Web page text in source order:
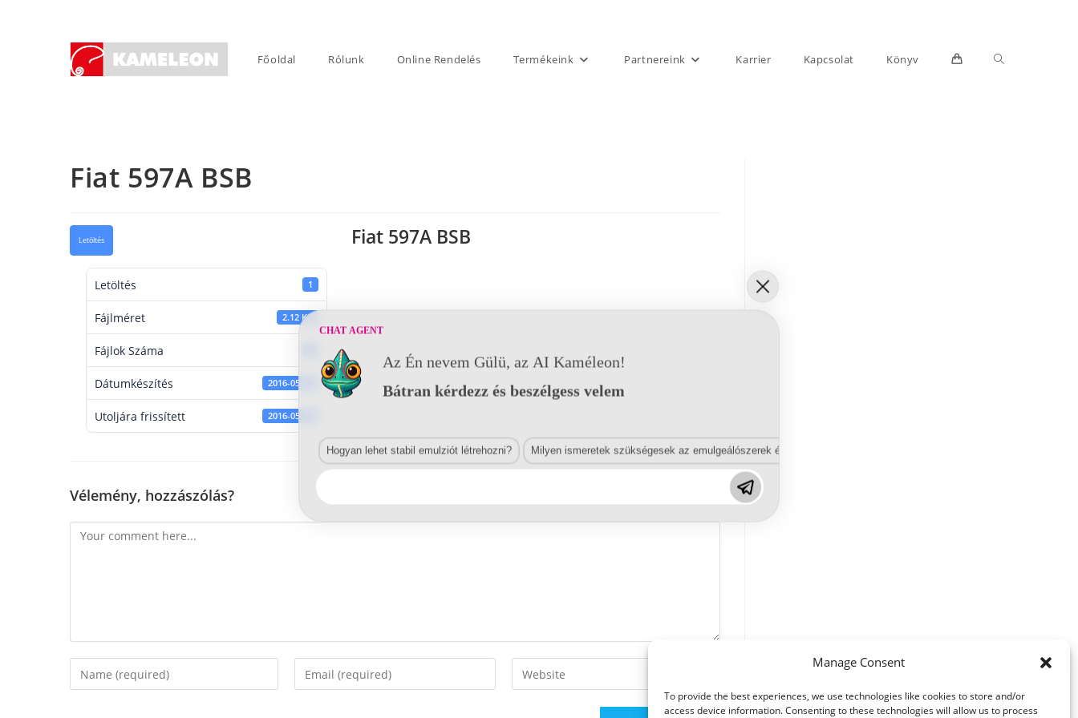
Manage Consent
To provide the best experiences, we use technologies like cookies to store and/or
access device information. Consenting to these technologies will allow us to process
Főoldal Rólunk Online Rendelés Termékeink Partnereink Karrier Kapcsolat Könyv Toggle
Fiat 597A BSB
Letöltés
Letöltés 1
Fájlméret 2.12 KB
Fájlok Száma
Dátumkészítés 2016-05-31
Utoljára frissített 2016-05-31
Fiat 597A BSB
Vélemény, hozzászólás?
Comment
Enter
your
Enter
your
Enter
your
CHAT AGENT
Az Én nevem Gülü, az AI Kaméleon!
Bátran kérdezz és beszélgess velem
Hogyan lehet stabil emulziót létrehozni? Milyen ismeretek szükségesek az emulgeálószerek és diszpergálószerek terén?